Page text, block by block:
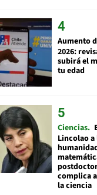
Aumento
2026:
subirá el
tu edad
Ciencias
Lincolao a
complica
la ciencia